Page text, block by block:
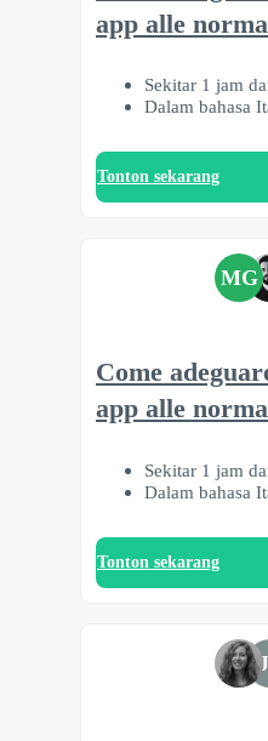
app alle
Sekitar 1 jam
Dalam bahasa
Tonton sekarang
MG
Come
app alle
Sekitar 1 jam
Dalam bahasa
Tonton sekarang